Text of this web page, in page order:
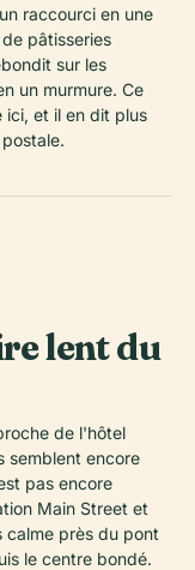
raccourci en une
pâtisseries
sur les
un murmure. Ce
ici, et il en dit plus
lent du
de l'hôtel
semblent encore
pas encore
Main Street et
calme près du pont
le centre bondé.